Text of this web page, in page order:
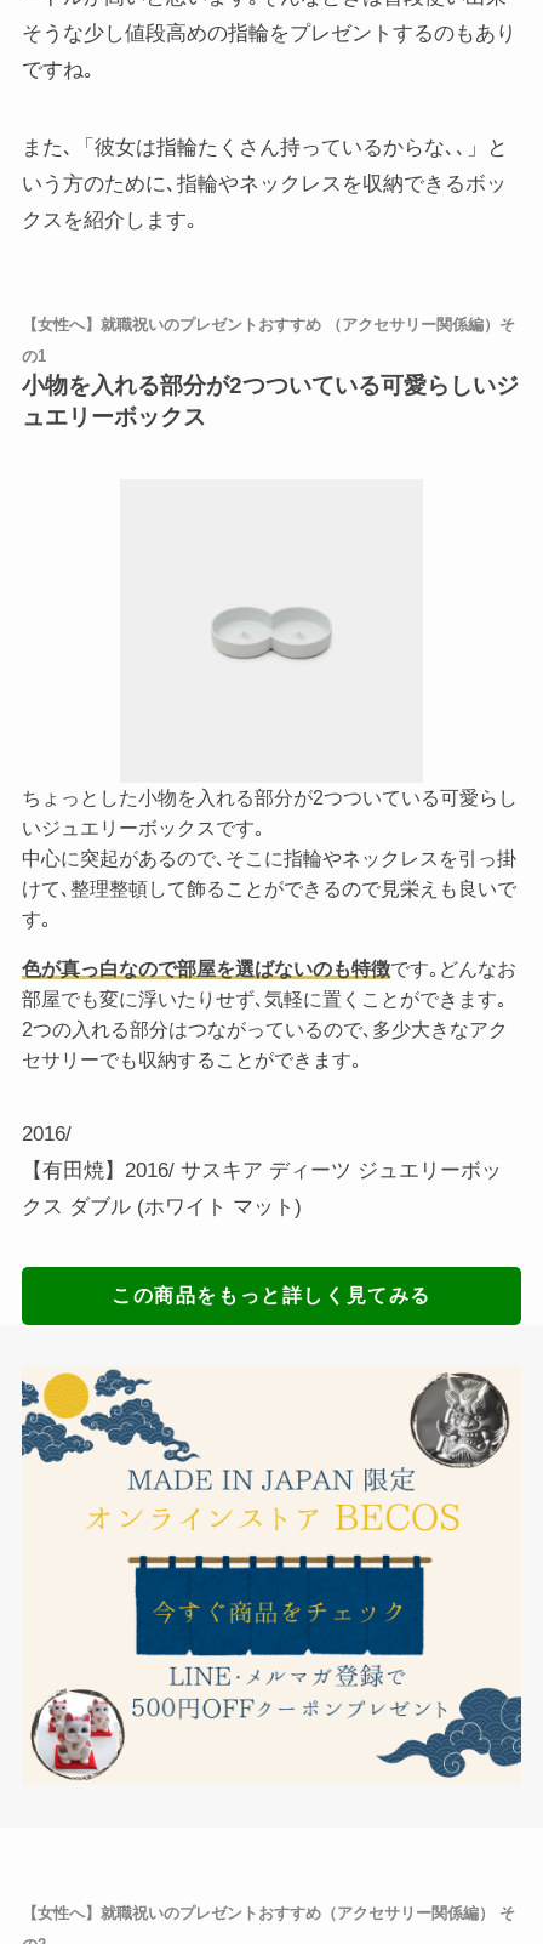
そうな少し値段高めの指輪をプレゼントするのもあり
ですね｡
また､「彼女は指輪たくさん持っているからな､､」と
いう方のために､指輪やネックレスを収納できるボッ
クスを紹介します｡
【女性へ】就職祝いのプレゼントおすすめ （アクセサリー関係編）そ
の1
小物を入れる部分が2つついている可愛らしいジ
ュエリーボックス
ちょっとした小物を入れる部分が2つついている可愛らし
いジュエリーボックスです｡
中心に突起があるので､そこに指輪やネックレスを引っ掛
けて､整理整頓して飾ることができるので見栄えも良いで
す｡
色が真っ白なので部屋を選ばないのも特徴です｡どんなお
部屋でも変に浮いたりせず､気軽に置くことができます｡
2つの入れる部分はつながっているので､多少大きなアク
セサリーでも収納することができます｡
2016/
【有田焼】2016/ サスキア ディーツ ジュエリーボッ
クス ダブル (ホワイト マット)
この商品をもっと詳しく見てみる
【女性へ】就職祝いのプレゼントおすすめ（アクセサリー関係編） そ